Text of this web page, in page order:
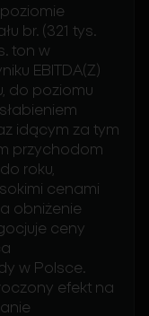
br. (321 tys.
ton w
EBITDA(Z)
do poziomu
idącym za tym
przychodom
roku,
cenami
obniżenie
ceny
w Polsce.
efekt na